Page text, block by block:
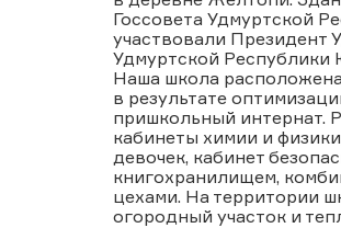
Госсовета Удмуртской
участвовали Президент
Удмуртской Республики
Наша школа
в результате
пришкольный интернат.
кабинеты химии и
девочек, кабинет
книгохранилищем,
цехами. На территории
огородный участок и